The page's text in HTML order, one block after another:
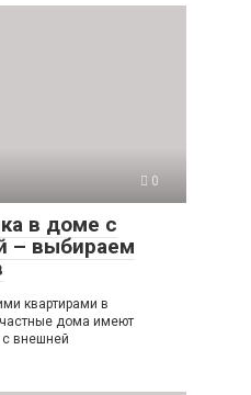
0
в доме с
– выбираем
квартирами в
дома имеют
внешней